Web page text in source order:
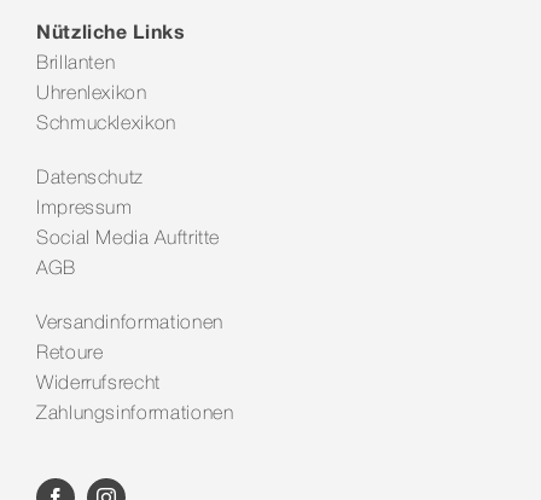
Nützliche Links
Brillanten
Uhrenlexikon
Schmucklexikon
Datenschutz
Impressum
Social Media Auftritte
AGB
Versandinformationen
Retoure
Widerrufsrecht
Zahlungsinformationen